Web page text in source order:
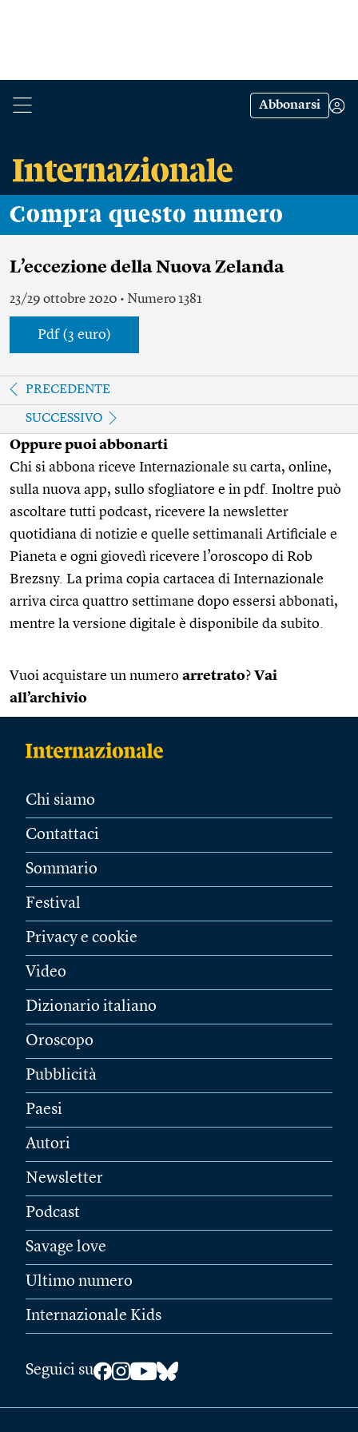
Abbonarsi
Compra questo numero
L’eccezione della Nuova Zelanda
23/29 ottobre 2020 • Numero 1381
Pdf (3 euro)
PRECEDENTE
SUCCESSIVO
Oppure puoi abbonarti
Chi si abbona riceve Internazionale su carta, online,
sulla nuova app, sullo sfogliatore e in pdf. Inoltre può
ascoltare tutti podcast, ricevere la newsletter
quotidiana di notizie e quelle settimanali Artificiale e
Pianeta e ogni giovedì ricevere l’oroscopo di Rob
Brezsny. La prima copia cartacea di Internazionale
arriva circa quattro settimane dopo essersi abbonati,
mentre la versione digitale è disponibile da subito.
Vuoi acquistare un numero arretrato? Vai
all’archivio
Chi siamo
Contattaci
Sommario
Festival
Privacy e cookie
Video
Dizionario italiano
Oroscopo
Pubblicità
Paesi
Autori
Newsletter
Podcast
Savage love
Ultimo numero
Internazionale Kids
Seguici su